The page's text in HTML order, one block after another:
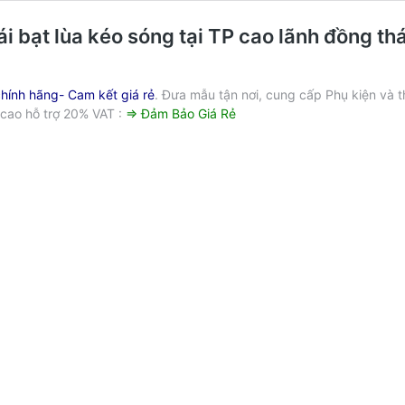
bạt lùa kéo sóng tại TP cao lãnh đồng
hãng- Cam kết giá rẻ. Đưa mẫu tận nơi, cung cấp Phụ kiện và
hỗ trợ 20% VAT : ⇒ Đảm Bảo Giá Rẻ